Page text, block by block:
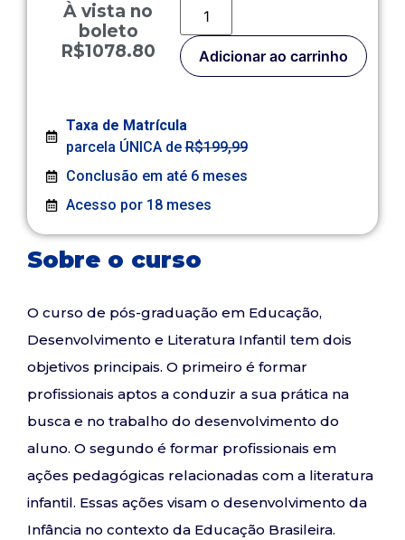
À vista no
boleto
R$1078.80
Adicionar ao carrinho
Taxa de Matrícula
parcela ÚNICA deR$199,99
Conclusão em até 6 meses
Acesso por 18 meses
Sobre o curso
O curso de pós-graduação em Educação,
Desenvolvimento e Literatura Infantil tem dois
objetivos principais. O primeiro é formar
profissionais aptos a conduzir a sua prática na
busca e no trabalho do desenvolvimento do
aluno. O segundo é formar profissionais em
ações pedagógicas relacionadas com a literatura
infantil. Essas ações visam o desenvolvimento da
Infância no contexto da Educação Brasileira.